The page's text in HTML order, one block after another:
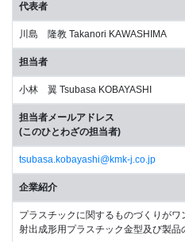
代表者
川島 隆教 Takanori KAWASHIMA
担当者
小林 翼 Tsubasa KOBAYASHI
担当者メールアドレス
(このひとわざの担当者)
tsubasa.kobayashi@kmk-j.co.jp
企業紹介
プラスチックに関するものづくりがワ
射出成形用プラスチック金型及び製品